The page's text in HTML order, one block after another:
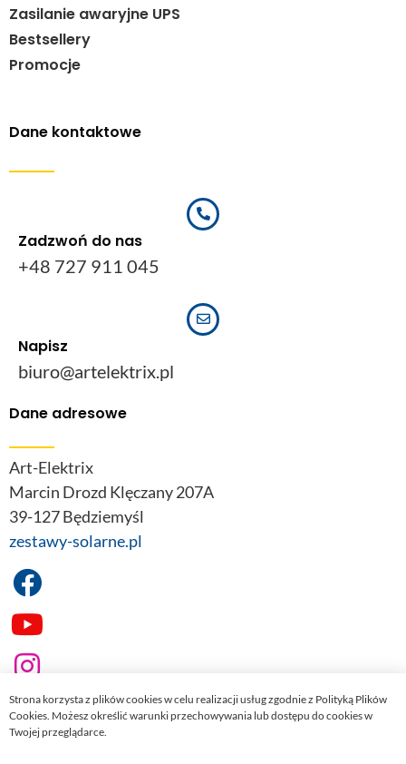
Zasilanie awaryjne UPS
Bestsellery
Promocje
Dane kontaktowe
Zadzwoń do nas
+48 727 911 045
Napisz
biuro@artelektrix.pl
Dane adresowe
Art-Elektrix
Marcin Drozd Klęczany 207A
39-127 Będziemyśl
zestawy-solarne.pl
Strona korzysta z plików cookies w celu realizacji usług zgodnie z Polityką Plików
Cookies. Możesz określić warunki przechowywania lub dostępu do cookies w
Twojej przeglądarce.